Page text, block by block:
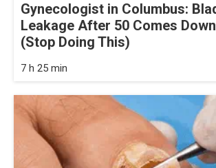
Gynecologist in Columbus:
Leakage After 50 Comes
(Stop Doing This)
7 h 25 min